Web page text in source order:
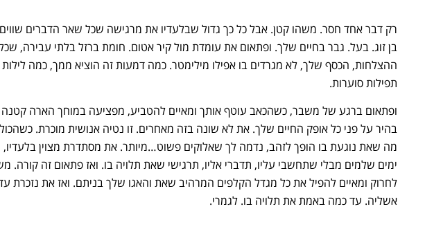
רק דבר אחד חסר. משהו קטן. אבל כל כך גדול שבלעדיו את מרגישה שכל שאר הדברים
בן זוג. בעל. גבר בחיים שלך. ופתאום את עומדת מול קיר אטום. חומת ברזל בלתי עבירה,
ההצלחות, הכסף שלך, לא מגרדים בו אפילו מילימטר. כמה דמעות זה הוציא ממך, כמה
תפילות סוערות.
ופתאום ברגע של משבר, כשהכאב עוטף אותך ומאיים להטביע, מפציעה במוחך הארה
בהיר על פני כל אופק החיים שלך. את לא שונה בזה מאחרים. זו נטיה אנושית מוכרת.
מה שאת נוגעת בו הופך לזהב, נדמה לך שאלוקים פשוט…מיותר. את מסתדרת מצוין בלעדיו,
ימים שלמים מבלי שתחשבי עליו, תדברי אליו, תרגישי שאת תלויה בו. ואז פתאום זה קורה.
לחרוק ומאיים להפיל את כל מגדל הקלפים המרהיב שאת והאגו שלך בניתם. ואז את נזכרת
אשליה. עד כמה באמת את תלויה בו. לגמרי.